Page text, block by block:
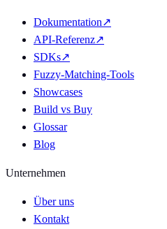
Dokumentation↗
API-Referenz↗
SDKs↗
Fuzzy-Matching-Tools
Showcases
Build vs Buy
Glossar
Blog
Unternehmen
Über uns
Kontakt